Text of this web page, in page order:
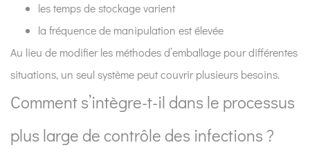
les temps de stockage varient
la fréquence de manipulation est élevée
Au lieu de modifier les méthodes d’emballage pour différentes
situations, un seul système peut couvrir plusieurs besoins.
Comment s’intègre-t-il dans le processus
plus large de contrôle des infections ?